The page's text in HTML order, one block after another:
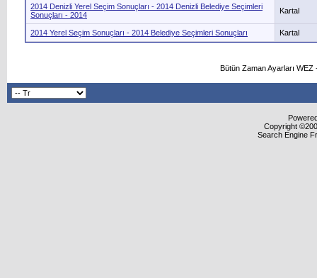
2014 Denizli Yerel Seçim Sonuçları - 2014 Denizli Belediye Seçimleri
Sonuçları - 2014
Kartal
2014 Yerel Seçim Sonuçları - 2014 Belediye Seçimleri Sonuçları Kartal
Bütün Zaman Ayarları
Copyright
Search Engine